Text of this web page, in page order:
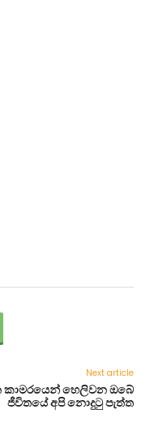
Next article
කාමරයෙන් හෙලිවන ඔබේ
ජීවිතයේ අපි නොදුටු පැත්ත